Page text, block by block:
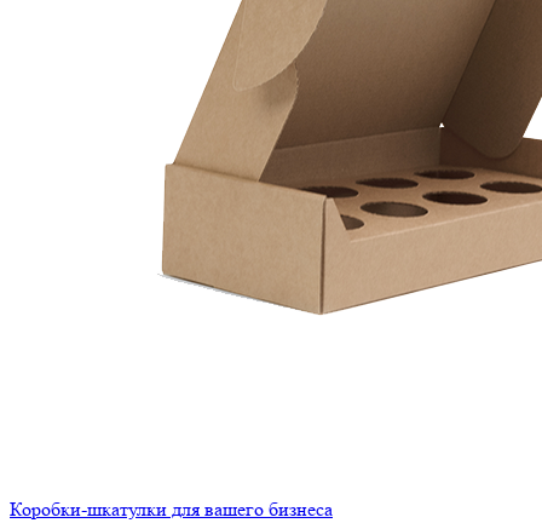
Коробки-шкатулки для вашего бизнеса